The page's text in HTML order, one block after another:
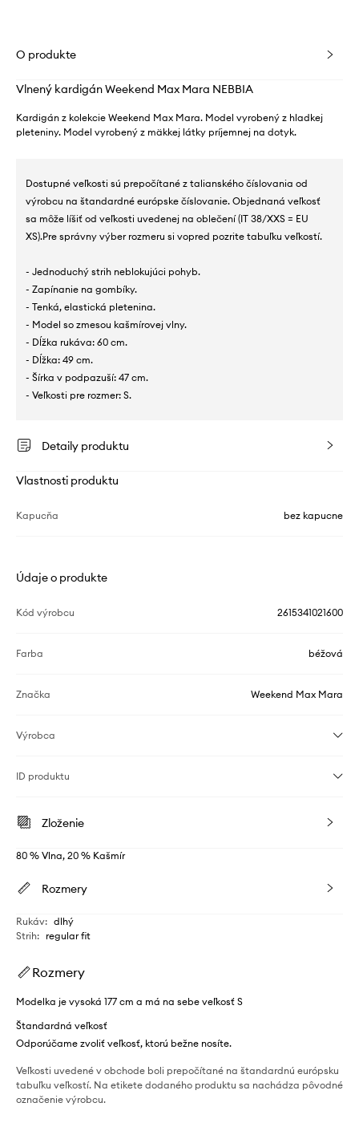
O produkte
Vlnený kardigán Weekend Max Mara NEBBIA
Kardigán z kolekcie Weekend Max Mara. Model vyrobený z hladkej
pleteniny. Model vyrobený z mäkkej látky príjemnej na dotyk.
Dostupné veľkosti sú prepočítané z talianského číslovania od
výrobcu na štandardné európske číslovanie. Objednaná veľkosť
sa môže líšiť od veľkosti uvedenej na oblečení (IT 38/XXS = EU
XS).Pre správny výber rozmeru si vopred pozrite tabuľku veľkostí.
- Jednoduchý strih neblokujúci pohyb.
- Zapínanie na gombíky.
- Tenká, elastická pletenina.
- Model so zmesou kašmírovej vlny.
- Dĺžka rukáva: 60 cm.
- Dĺžka: 49 cm.
- Šírka v podpazuší: 47 cm.
- Veľkosti pre rozmer: S.
Detaily produktu
Vlastnosti produktu
Kapucňa bez kapucne
Údaje o produkte
Kód výrobcu 2615341021600
Farba béžová
Značka Weekend Max Mara
Výrobca
ID produktu
Zloženie
80 % Vlna, 20 % Kašmír
Rozmery
Rukáv: dlhý
Strih: regular fit
Rozmery
Modelka je vysoká 177 cm a má na sebe veľkosť S
Štandardná veľkosť
Odporúčame zvoliť veľkosť, ktorú bežne nosíte.
Veľkosti uvedené v obchode boli prepočítané na štandardnú európsku
tabuľku veľkostí. Na etikete dodaného produktu sa nachádza pôvodné
označenie výrobcu.